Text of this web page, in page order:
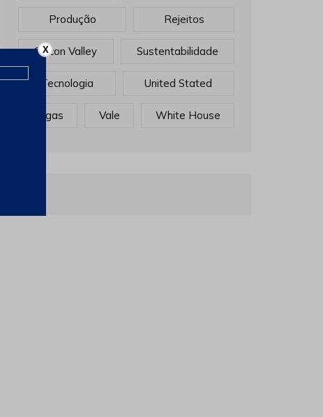
Produção Rejeitos
Sillicon Valley Sustentabilidade
Tecnologia United Stated
Vagas Vale White House
X